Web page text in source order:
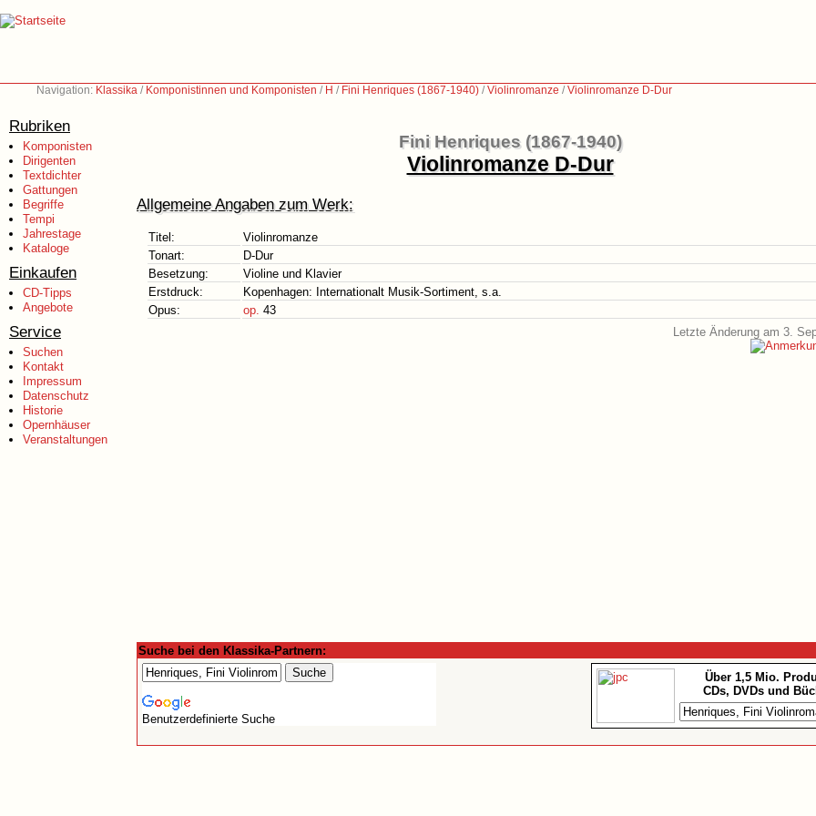
Navigation: Klassika / Komponistinnen und Komponisten / H / Fini Henriques (1867-1940) /Violinromanze /Violinromanze D-Dur
Rubriken
Komponisten
Dirigenten
Textdichter
Gattungen
Begriffe
Tempi
Jahrestage
Kataloge
Einkaufen
CD-Tipps
Angebote
Service
Suchen
Kontakt
Impressum
Datenschutz
Historie
Opernhäuser
Veranstaltungen
Fini Henriques (1867-1940)
Violinromanze D-Dur
Allgemeine Angaben zum Werk:
Titel:
Violinromanze
Tonart:
D-Dur
Besetzung:
Violine und Klavier
Erstdruck:
Kopenhagen: Internationalt Musik-Sortiment, s.a.
Opus:
op. 43
Letzte Änderung am 3.
Suche bei den Klassika-Partnern:
Benutzerdefinierte Suche
Über 1,5 Mio.
CDs, DVDs und